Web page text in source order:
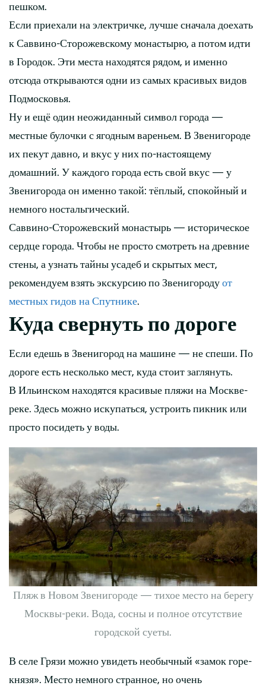
пешком.
Если приехали на электричке, лучше сначала доехать
к Саввино-Сторожевскому монастырю, а потом идти
в Городок. Эти места находятся рядом, и именно
отсюда открываются одни из самых красивых видов
Подмосковья.
Ну и ещё один неожиданный символ города —
местные булочки с ягодным вареньем. В Звенигороде
их пекут давно, и вкус у них по-настоящему
домашний. У каждого города есть свой вкус — у
Звенигорода он именно такой: тёплый, спокойный и
немного ностальгический.
Саввино-Сторожевский монастырь — историческое
сердце города. Чтобы не просто смотреть на древние
стены, а узнать тайны усадеб и скрытых мест,
рекомендуем взять экскурсию по Звенигороду от
местных гидов на Спутнике.
Куда свернуть по дороге
Если едешь в Звенигород на машине — не спеши. По
дороге есть несколько мест, куда стоит заглянуть.
В Ильинском находятся красивые пляжи на Москве-
реке. Здесь можно искупаться, устроить пикник или
просто посидеть у воды.
Пляж в Новом Звенигороде — тихое место на берегу
Москвы-реки. Вода, сосны и полное отсутствие
городской суеты.
В селе Грязи можно увидеть необычный «замок горе-
князя». Место немного странное, но очень